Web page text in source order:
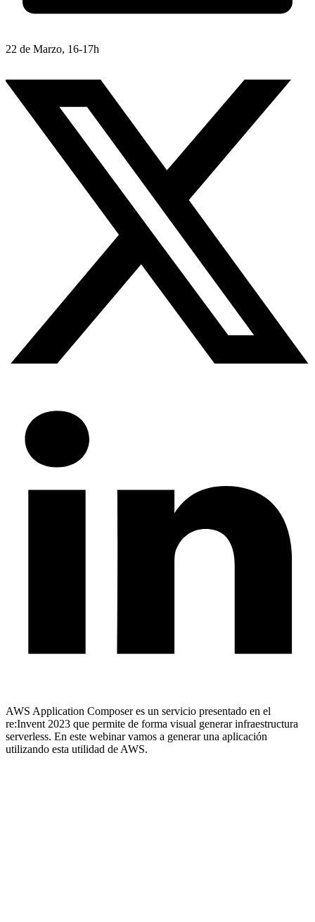
22 de Marzo, 16-17h
AWS Application Composer es un servicio presentado en el
re:Invent 2023 que permite de forma visual generar infraestructura
serverless. En este webinar vamos a generar una aplicación
utilizando esta utilidad de AWS.